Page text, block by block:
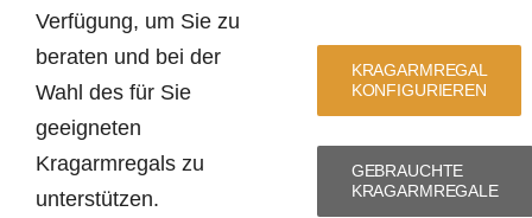
Verfügung, um Sie zu
beraten und bei der
Wahl des für Sie
geeigneten
Kragarmregals zu
unterstützen.
KRAGARMREGAL
KONFIGURIEREN
GEBRAUCHTE
KRAGARMREGALE